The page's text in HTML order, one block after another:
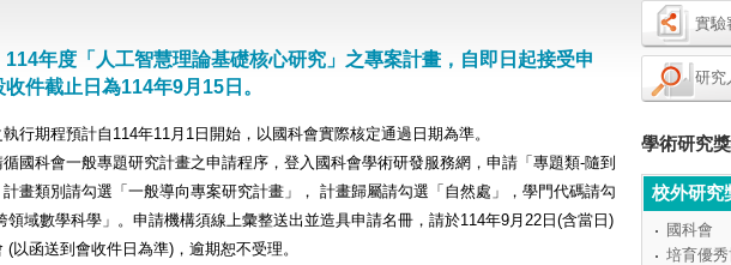
實驗
研究
學術研究
校外研究
國科會
培育優
114年度「人工智慧理論基礎核心研究」之專案計畫，自即日起接受申
件截止日為114年9月15日。
行期程預計自114年11月1日開始，以國科會實際核定通過日期為準。
國科會一般專題研究計畫之申請程序，登入國科會學術研發服務網，申請「專題類-隨到
畫類別請勾選「一般導向專案研究計畫」， 計畫歸屬請勾選「自然處」，學門代碼請勾
領域數學科學」。申請機構須線上彙整送出並造具申請名冊，請於114年9月22日(含當日)
(以函送到會收件日為準)，逾期恕不受理。